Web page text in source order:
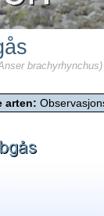
brachyrhynchus)
arten: